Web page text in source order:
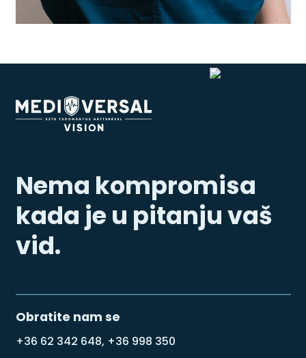
Nema kompromisa
kada je u pitanju vaš
vid.
Obratite nam se
+36 62 342 648, +36 998 350